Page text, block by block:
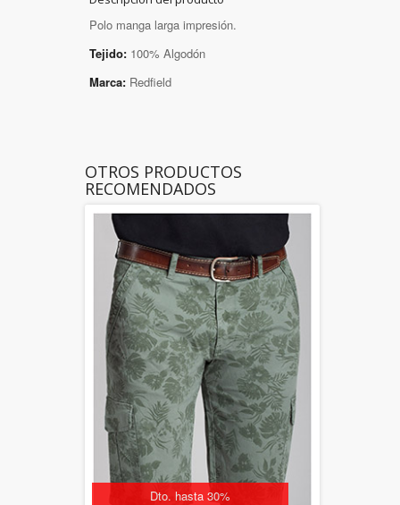
Polo manga larga impresión.
Tejido: 100% Algodón
Marca: Redfield
OTROS PRODUCTOS
RECOMENDADOS
Dto. hasta 30%